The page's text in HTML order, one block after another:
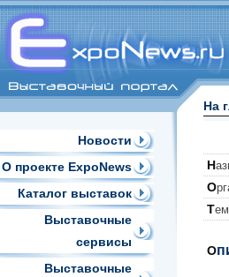
Новости
О проекте ExpoNews
Каталог выставок
Выставочные
сервисы
Выставочные
На
Н
О
Т
О